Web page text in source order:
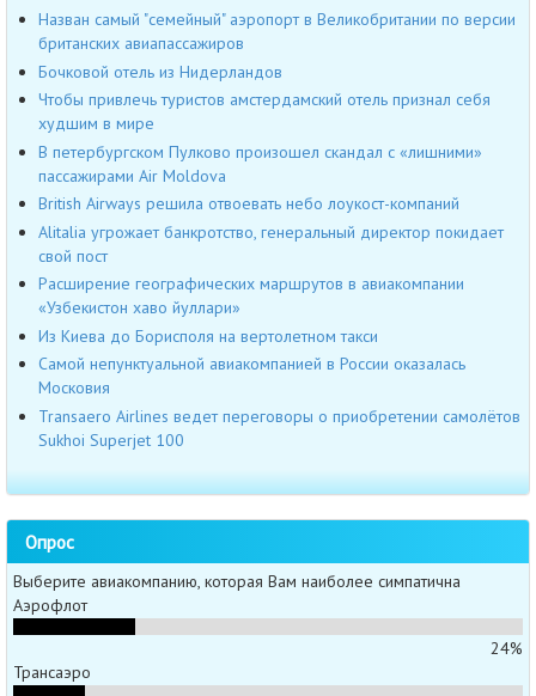
Назван самый "семейный" аэропорт в Великобритании по версии
британских авиапассажиров
Бочковой отель из Нидерландов
Чтобы привлечь туристов амстердамский отель признал себя
худшим в мире
В петербургском Пулково произошел скандал с «лишними»
пассажирами Air Moldova
British Airways решила отвоевать небо лоукост-компаний
Alitalia угрожает банкротство, генеральный директор покидает
свой пост
Расширение географических маршрутов в авиакомпании
«Узбекистон хаво йуллари»
Из Киева до Борисполя на вертолетном такси
Самой непунктуальной авиакомпанией в России оказалась
Московия
Transaero Airlines ведет переговоры о приобретении самолётов
Sukhoi Superjet 100
Опрос
Выберите авиакомпанию, которая Вам наиболее симпатична
Аэрофлот
24%
Трансаэро